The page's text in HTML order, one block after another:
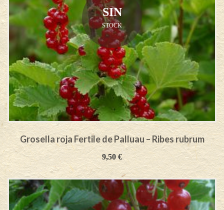
SIN
STOCK
Grosella roja Fertile de Palluau – Ribes rubrum
9,50 €